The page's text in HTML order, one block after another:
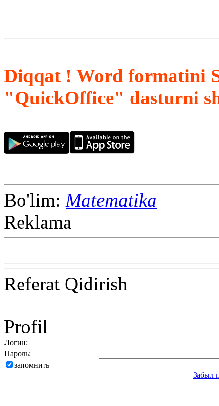
Diqqat ! Word formatini
"QuickOffice" dasturni
Bo'lim: Matematika
Reklama
Referat Qidirish
Profil
Логин:
Пароль:
запомнить
Забыл